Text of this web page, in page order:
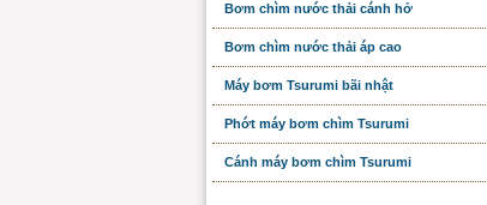
Bơm chìm nước thải cánh hở
Bơm chìm nước thải áp cao
Máy bơm Tsurumi bãi nhật
Phớt máy bơm chìm Tsurumi
Cánh máy bơm chìm Tsurumi